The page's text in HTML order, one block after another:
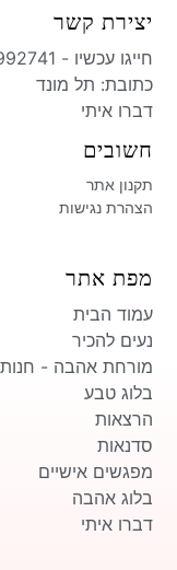
יצירת קשר
חייגו עכשיו - 054-4992741
כתובת: תל מונד​
דברו איתי
חשובים
תקנון אתר
הצהרת נגישות
מפת אתר
עמוד הבית
נעים להכיר
מורחת אהבה - חנות
בלוג טבע
הרצאות
סדנאות
מפגשים אישיים
בלוג אהבה
דברו איתי